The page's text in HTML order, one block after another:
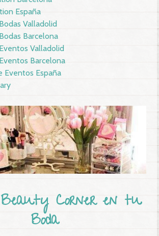
España
Valladolid
Barcelona
Valladolid
Barcelona
Eventos España
Corner en tu
Boda